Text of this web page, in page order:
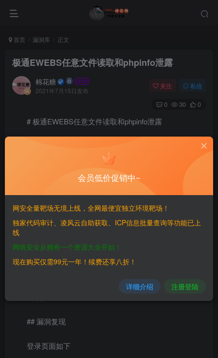
首页 漏洞库 正文
极通EWEBS任意文件读取和phpinfo泄露
棉花糖
2021年7月15日发布
关注 私信
0 30 0
# 极通EWEBS任意文件读取和phpinfo泄露
通过漏洞可以读取任意文件，存在敏感信息泄露，其中含有
## 漏洞影响
> 极通EWEBS
## 漏洞复现
登录页面如下
会员低价促销中~
网安全量靶场无境上线，全网最便宜独立环境靶场！
独家代码审计、凌风云自助获取、ICP信息批量查询等功能已上
线
网络安全从拥有一个资源大全开始！
现在购买仅需99元一年！续费还享八折！
详细介绍 注册登陆